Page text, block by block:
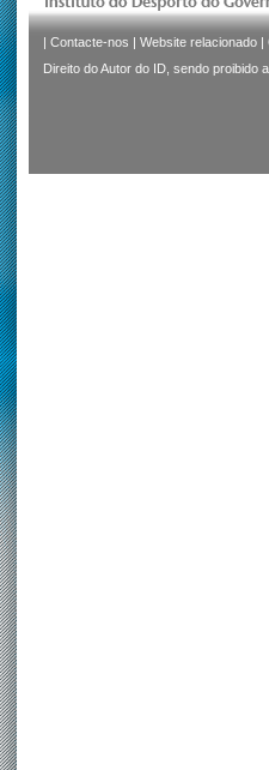
| Contacte-nos | Website relacionado |
Direito do Autor do ID, sendo proibido